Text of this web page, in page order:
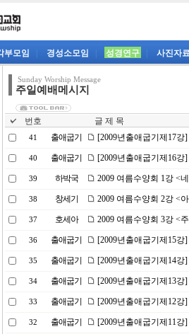
부모임 경성소모임 성경연구 사진자
Sunday Worship Message
주일예배메시지
번호 글 제 목
41 출애굽기 [2009년출애굽기제17
40 출애굽기 [2009년출애굽기제16
39 하박국 2009 여름수양회 1강 <
38 창세기 2009 여름수양회 2강 <
37 호세아 2009 여름수양회 3강 <
36 출애굽기 [2009년출애굽기제15
35 출애굽기 [2009년출애굽기제14
34 출애굽기 [2009년출애굽기제13강
33 출애굽기 [2009년출애굽기제12
32 출애굽기 [2009년출애굽기제11